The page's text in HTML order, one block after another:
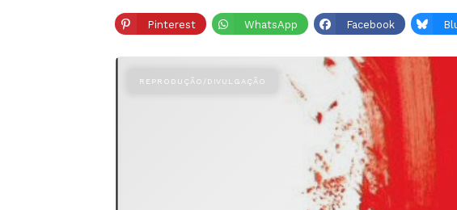
Pinterest WhatsApp Facebook